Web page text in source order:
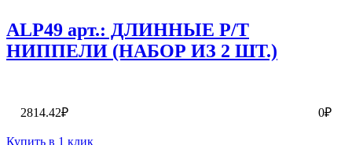
ALP49 арт.: ДЛИННЫЕ P/T
НИППЕЛИ (НАБОР ИЗ 2 ШТ.)
2814.42₽ 0₽
Купить в 1 клик